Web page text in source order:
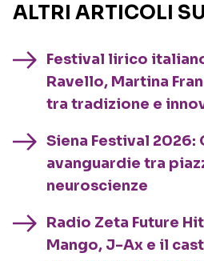
ALTRI ARTICOLI SU
Festival lirico
Ravello, Martina
tra tradizione e
Siena Festival 2026:
avanguardie tra
neuroscienze
Radio Zeta Future
Mango, J-Ax e il